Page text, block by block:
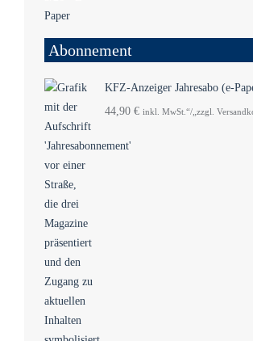
Abonnement
KFZ-Anzeiger Jahresabo (e-
44,90 € inkl. MwSt.“/„zzgl.